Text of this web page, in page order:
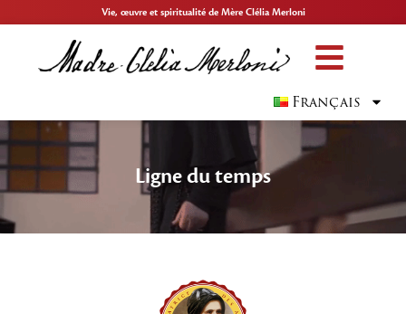
Vie, œuvre et spiritualité de Mère Clélia Merloni
Français
Ligne du temps